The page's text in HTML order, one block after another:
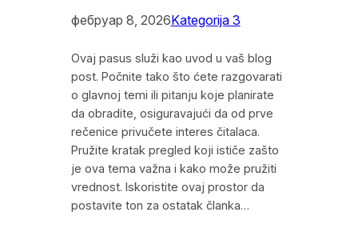
фебруар 8, 2026Kategorija 3
Ovaj pasus služi kao uvod u vaš blog
post. Počnite tako što ćete razgovarati
o glavnoj temi ili pitanju koje planirate
da obradite, osiguravajući da od prve
rečenice privučete interes čitalaca.
Pružite kratak pregled koji ističe zašto
je ova tema važna i kako može pružiti
vrednost. Iskoristite ovaj prostor da
postavite ton za ostatak članka…